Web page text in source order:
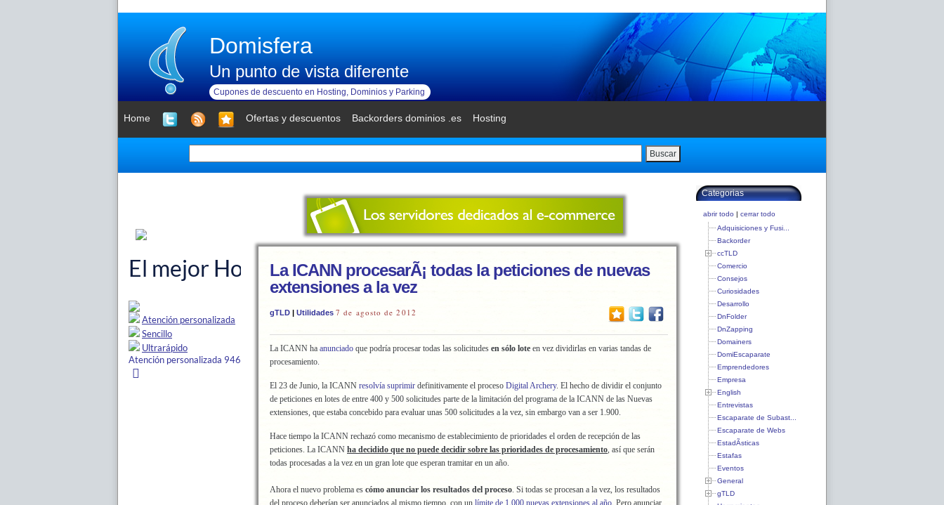
Domisfera
Un punto de vista diferente
Cupones de descuento en Hosting, Dominios y Parking
Home Ofertas y descuentos Backorders dominios .es Hosting
Buscar
La ICANN procesarÃ¡ todas la peticiones de nuevas
extensiones a la vez
gTLD | Utilidades 7 de agosto de 2012
La ICANN ha anunciado que podría procesar todas las solicitudes en sólo lote en vez dividirlas en varias tandas de
procesamiento.
El 23 de Junio, la ICANN resolvía suprimir definitivamente el proceso Digital Archery. El hecho de dividir el conjunto
de peticiones en lotes de entre 400 y 500 solicitudes parte de la limitación del programa de la ICANN de las Nuevas
extensiones, que estaba concebido para evaluar unas 500 solicitudes a la vez, sin embargo van a ser 1.900.
Hace tiempo la ICANN rechazó como mecanismo de establecimiento de prioridades el orden de recepción de las
peticiones. La ICANN ha decidido que no puede decidir sobre las prioridades de procesamiento, así que serán
todas procesadas a la vez en un gran lote que esperan tramitar en un año.
Ahora el nuevo problema es cómo anunciar los resultados del proceso. Si todas se procesan a la vez, los resultados
del proceso deberían ser anunciados al mismo tiempo, con un límite de 1.000 nuevas extensiones al año. Pero anunciar
Categorias
abrir todo | cerrar todo
Adquisiciones y Fusi...
Backorder
ccTLD
Comercio
Consejos
Curiosidades
Desarrollo
DnFolder
DnZapping
Domainers
DomiEscaparate
Emprendedores
Empresa
English
Entrevistas
Escaparate de Subast...
Escaparate de Webs
EstadÃ­sticas
Estafas
Eventos
General
gTLD